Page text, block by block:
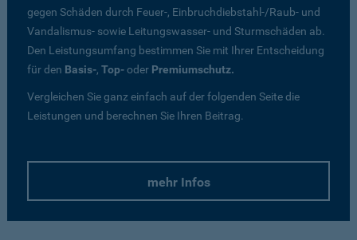
gegen Schäden durch Feuer-, Einbruchdiebstahl-/Raub- und
Vandalismus- sowie Leitungswasser- und Sturmschäden ab.
Den Leistungsumfang bestimmen Sie mit Ihrer Entscheidung
für den Basis-, Top-oder Premiumschutz.
Vergleichen Sie ganz einfach auf der folgenden Seite die
Leistungen und berechnen Sie Ihren Beitrag.
mehr Infos